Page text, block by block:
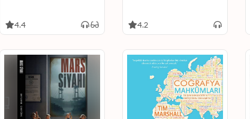
4.4 4.2